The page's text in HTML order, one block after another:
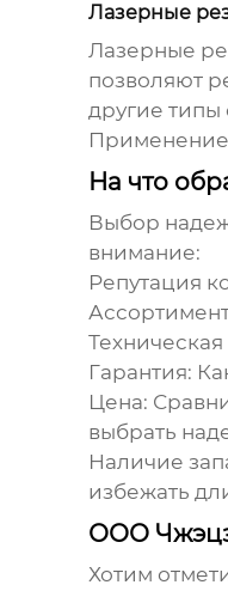
Лазерные
Лазерные
позволяют
другие типы
На что
Выбор
внимание:
Репутация
Гарантия:
Цена:
выбрать
Наличие
избежать
ООО
Хотим